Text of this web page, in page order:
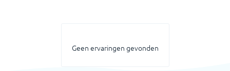
Geen ervaringen gevonden